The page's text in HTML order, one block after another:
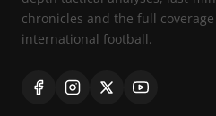
chronicles and the full
international football.